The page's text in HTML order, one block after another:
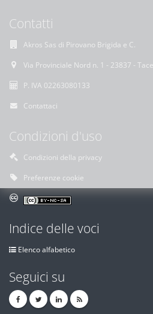
Contatti
Akros Sas di Pirovano Brigida e C.
Via Provinciale Nord n. 1 - 23837 -
P. IVA 02263080133
Contattaci
Condizioni d'uso
Condizioni della privacy
Preferenze cookie
Indice delle voci
Elenco alfabetico
Seguici su